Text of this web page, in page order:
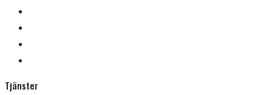
Tjänster